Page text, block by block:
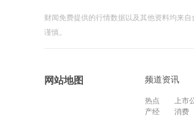
财闻免费提供的行情数据以及其他资料均来
谨慎。
网站地图 频道资讯
热点 上市
产经
消费